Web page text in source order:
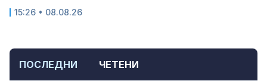
ПОСЛЕДНИ ЧЕТЕНИ
15:26 • 08.08.26